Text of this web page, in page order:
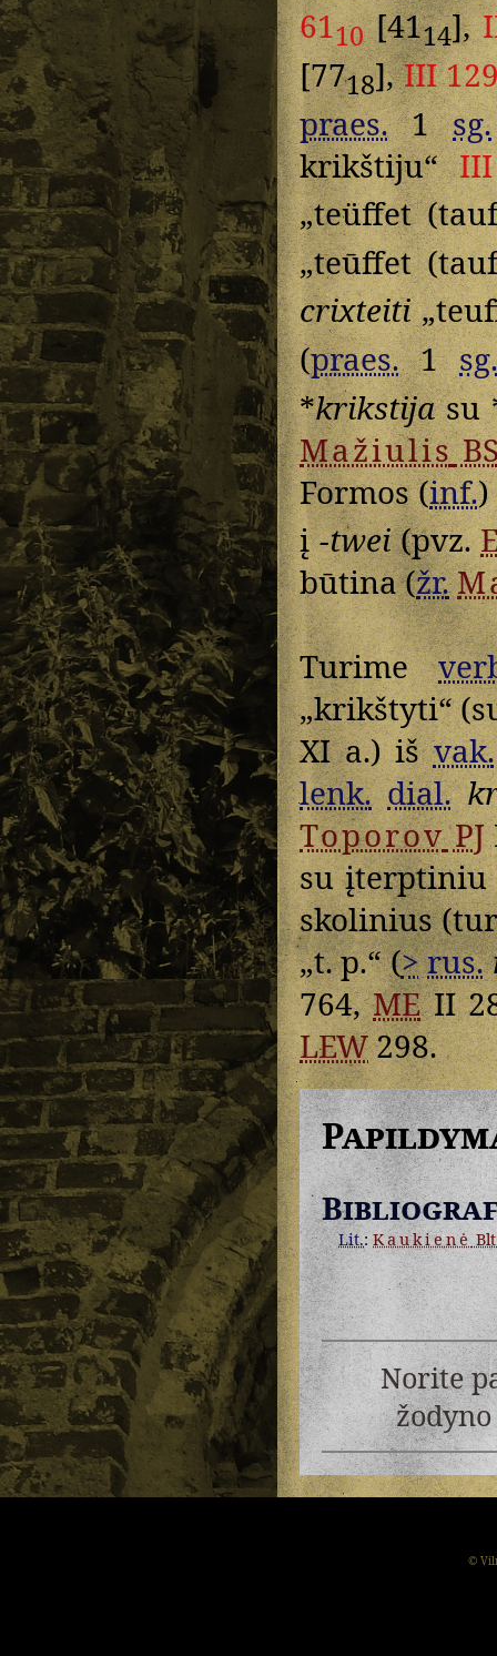
6110[4114],
[7718],III
praes.1sg.
krikštiju“
„teüffet
„teūffet
crixteiti
(praes.1
*krikstijasu
Mažiulis
Formos (inf.)
į-twei(pvz.
būtina (žr.
Turime
„krikštyti“
XI a.) išvak.
lenk. dial.
ToporovPJ
su įterptiniu
skolinius
„t. p.“ (>rus.
764,MEII
LEW298.
Lit.:Kaukienė
Norite
©